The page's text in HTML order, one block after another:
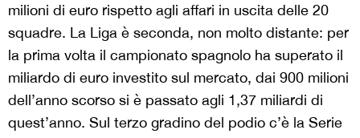
milioni di euro rispetto agli affari in uscita delle 20
squadre. La Liga è seconda, non molto distante: per
la prima volta il campionato spagnolo ha superato il
miliardo di euro investito sul mercato, dai 900 milioni
dell’anno scorso si è passato agli 1,37 miliardi di
quest’anno. Sul terzo gradino del podio c’è la Serie